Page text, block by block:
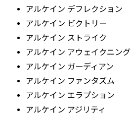
アルケイン デフレクション
アルケイン ビクトリー
アルケイン ストライク
アルケイン アウェイクニング
アルケイン ガーディアン
アルケイン ファンタズム
アルケイン エラプション
アルケイン アジリティ